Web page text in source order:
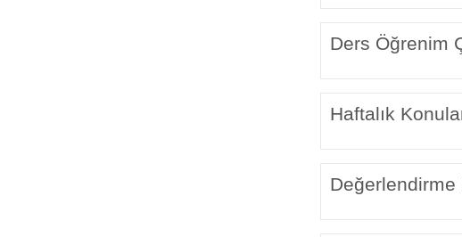
Ders Öğrenim
Haftalık
Değerlendirme